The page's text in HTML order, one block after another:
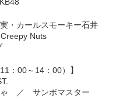
カールスモーキー石井
Nuts
：00～14：00）】
ゃ ／ サンボマスター